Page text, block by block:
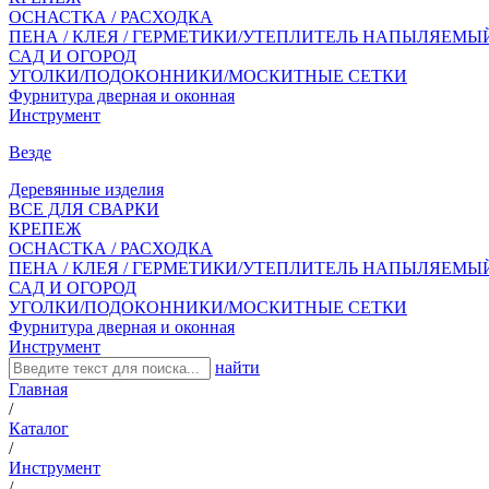
ОСНАСТКА / РАСХОДКА
ПЕНА / КЛЕЯ / ГЕРМЕТИКИ/УТЕПЛИТЕЛЬ
САД И ОГОРОД
УГОЛКИ/ПОДОКОННИКИ/МОСКИТНЫЕ СЕТКИ
Фурнитура дверная и оконная
Инструмент
Везде
Деревянные изделия
ВСЕ ДЛЯ СВАРКИ
КРЕПЕЖ
ОСНАСТКА / РАСХОДКА
ПЕНА / КЛЕЯ / ГЕРМЕТИКИ/УТЕПЛИТЕЛЬ
САД И ОГОРОД
УГОЛКИ/ПОДОКОННИКИ/МОСКИТНЫЕ СЕТКИ
Фурнитура дверная и оконная
Инструмент
найти
Главная
/
Каталог
/
Инструмент